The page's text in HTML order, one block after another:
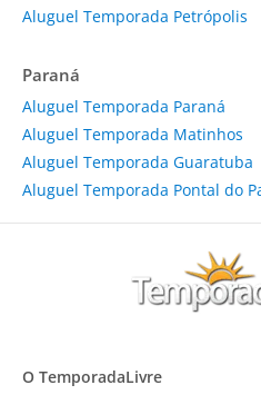
Aluguel Temporada Petrópolis
Paraná
Aluguel Temporada Paraná
Aluguel Temporada Matinhos
Aluguel Temporada Guaratuba
Aluguel Temporada Pontal do
O TemporadaLivre